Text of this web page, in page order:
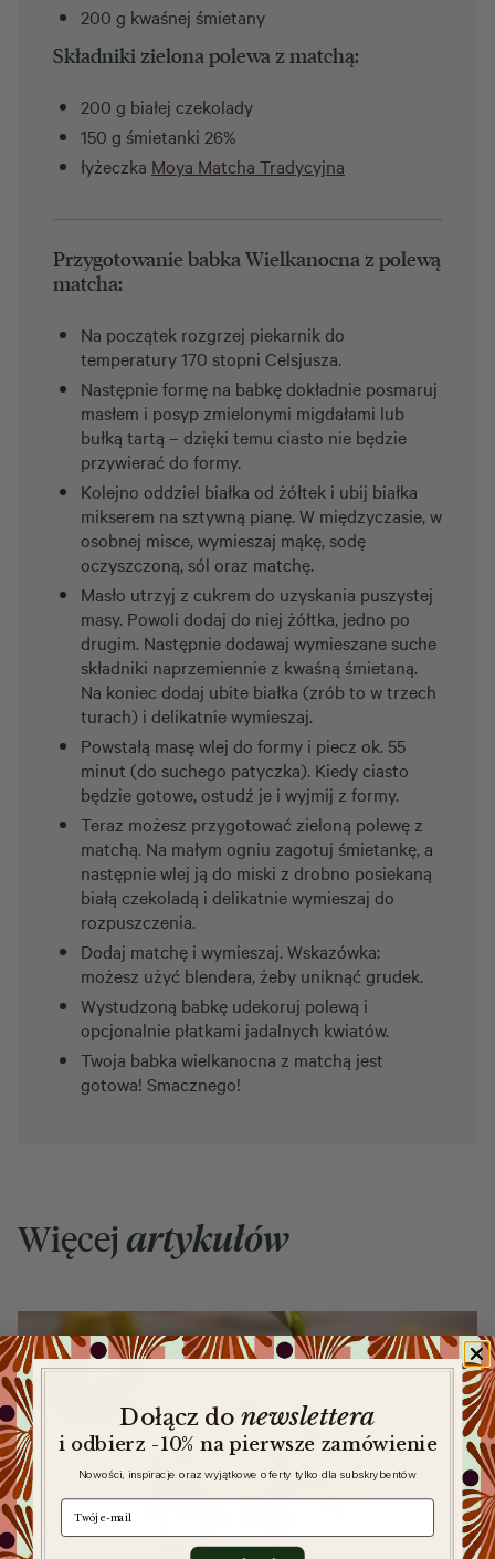
200 g kwaśnej śmietany
Składniki zielona polewa z matchą:
200 g białej czekolady
150 g śmietanki 26%
łyżeczka Moya Matcha Tradycyjna
Przygotowanie babka Wielkanocna z polewą
matcha:
Na początek rozgrzej piekarnik do
temperatury 170 stopni Celsjusza.
Następnie formę na babkę dokładnie posmaruj
masłem i posyp zmielonymi migdałami lub
bułką tartą – dzięki temu ciasto nie będzie
przywierać do formy.
Kolejno oddziel białka od żółtek i ubij białka
mikserem na sztywną pianę. W międzyczasie, w
osobnej misce, wymieszaj mąkę, sodę
oczyszczoną, sól oraz matchę.
Masło utrzyj z cukrem do uzyskania puszystej
masy. Powoli dodaj do niej żółtka, jedno po
drugim. Następnie dodawaj wymieszane suche
składniki naprzemiennie z kwaśną śmietaną.
Na koniec dodaj ubite białka (zrób to w trzech
turach) i delikatnie wymieszaj.
Powstałą masę wlej do formy i piecz ok. 55
minut (do suchego patyczka). Kiedy ciasto
będzie gotowe, ostudź je i wyjmij z formy.
Teraz możesz przygotować zieloną polewę z
matchą. Na małym ogniu zagotuj śmietankę, a
następnie wlej ją do miski z drobno posiekaną
białą czekoladą i delikatnie wymieszaj do
rozpuszczenia.
Dodaj matchę i wymieszaj. Wskazówka:
możesz użyć blendera, żeby uniknąć grudek.
Wystudzoną babkę udekoruj polewą i
opcjonalnie płatkami jadalnych kwiatów.
Twoja babka wielkanocna z matchą jest
gotowa! Smacznego!
Więcejartykułów
Dołącz do newslettera
i odbierz -10% na pierwsze zamówienie
Nowości, inspiracje oraz wyjątkowe oferty tylko dla subskrybentów
e-mail